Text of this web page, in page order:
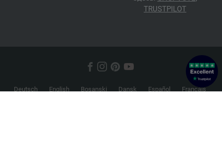
TRUSTPILOT
Deutsch English Bosanski Dansk Español
Français